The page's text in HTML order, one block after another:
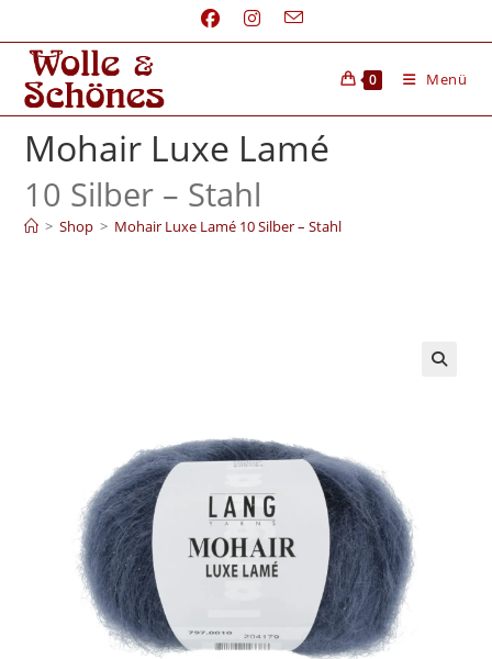
0 Menü
Mohair Luxe Lamé
10 Silber – Stahl
> Shop > Mohair Luxe Lamé 10 Silber – Stahl